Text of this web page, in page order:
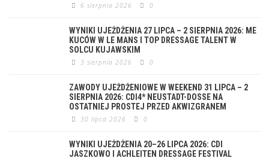
6 sierpnia 2026 0
WYNIKI UJEŻDŻENIA 27 LIPCA – 2 SIERPNIA 2026: ME
KUCÓW W LE MANS I TOP DRESSAGE TALENT W
SOLCU KUJAWSKIM
3 sierpnia 2026 0
ZAWODY UJEŻDŻENIOWE W WEEKEND 31 LIPCA – 2
SIERPNIA 2026: CDI4* NEUSTADT-DOSSE NA
OSTATNIEJ PROSTEJ PRZED AKWIZGRANEM
30 lipca 2026 0
WYNIKI UJEŻDŻENIA 20–26 LIPCA 2026: CDI
JASZKOWO I ACHLEITEN DRESSAGE FESTIVAL